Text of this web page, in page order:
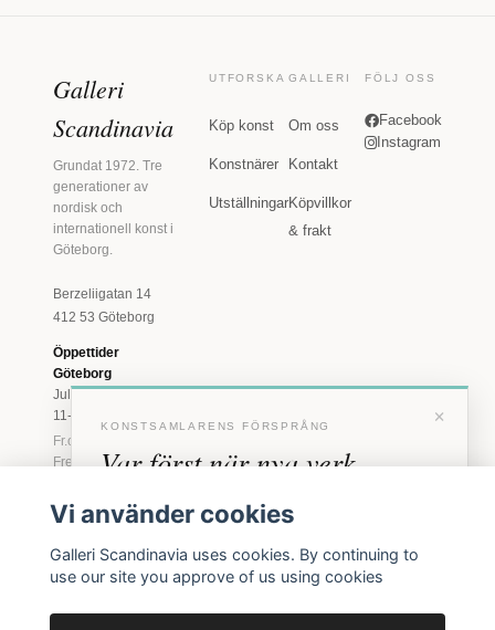
Galleri
Scandinavia
Grundat 1972. Tre
generationer av
nordisk och
internationell konst i
Göteborg.
Berzeliigatan 14
412 53 Göteborg
Öppettider
Göteborg
Juli: Tis 11-18 · Lör
11-16
Fr.o.m. augusti: Tis-
Fre 11-18 · Lör 11-
Marstrand
2026
Tis-Fre 11-18 ·
UTFORSKA
Köp konst
Konstnärer
Utställningar
GALLERI
Om oss
Kontakt
Köpvillkor
& frakt
FÖLJ OSS
Facebook
Instagram
×
KONSTSAMLARENS FÖRSPRÅNG
Var först när nya verk
anländer
inbjudningar till vernissage, innan vi annonserar
offentligt.
Vi använder cookies
Galleri Scandinavia uses cookies. By continuing to
use our site you approve of us using cookies